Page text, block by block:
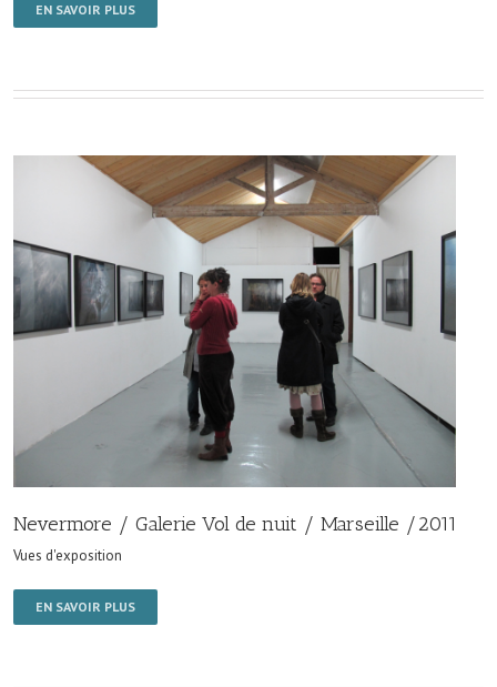
EN SAVOIR PLUS
Nevermore / Galerie Vol de nuit / Marseille /2011
Vues d'exposition
EN SAVOIR PLUS